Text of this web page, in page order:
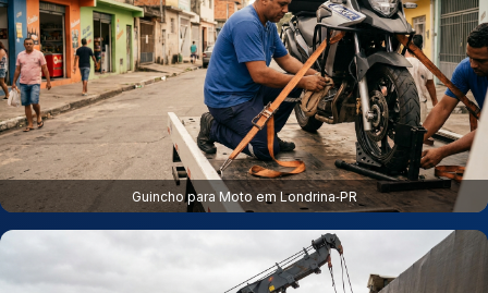
Guincho para Moto em Londrina‑PR